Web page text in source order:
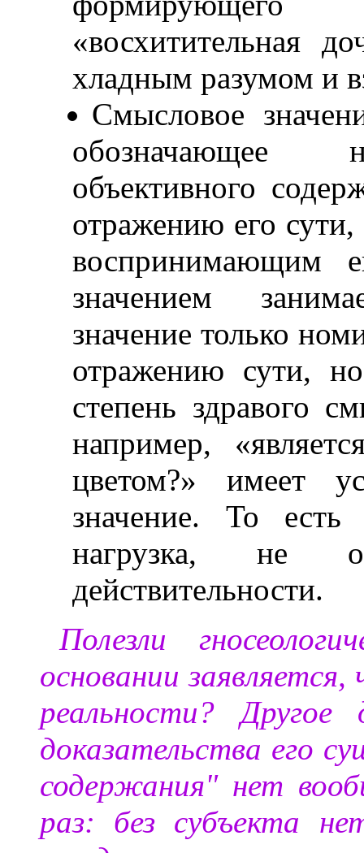
«восхитительная
хладным разумом и
Смысловое
обозначающее
объективного
отражению его
воспринимающим
значением
значение только
отражению сути,
степень здравого
например,
цветом?» имеет
значение. То
нагрузка, не
действительности.
Полезли
основании
реальности?
доказательства его
содержания" нет
раз: без субъекта